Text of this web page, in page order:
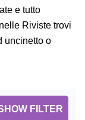
e tutto
Riviste trovi
uncinetto o
FILTER